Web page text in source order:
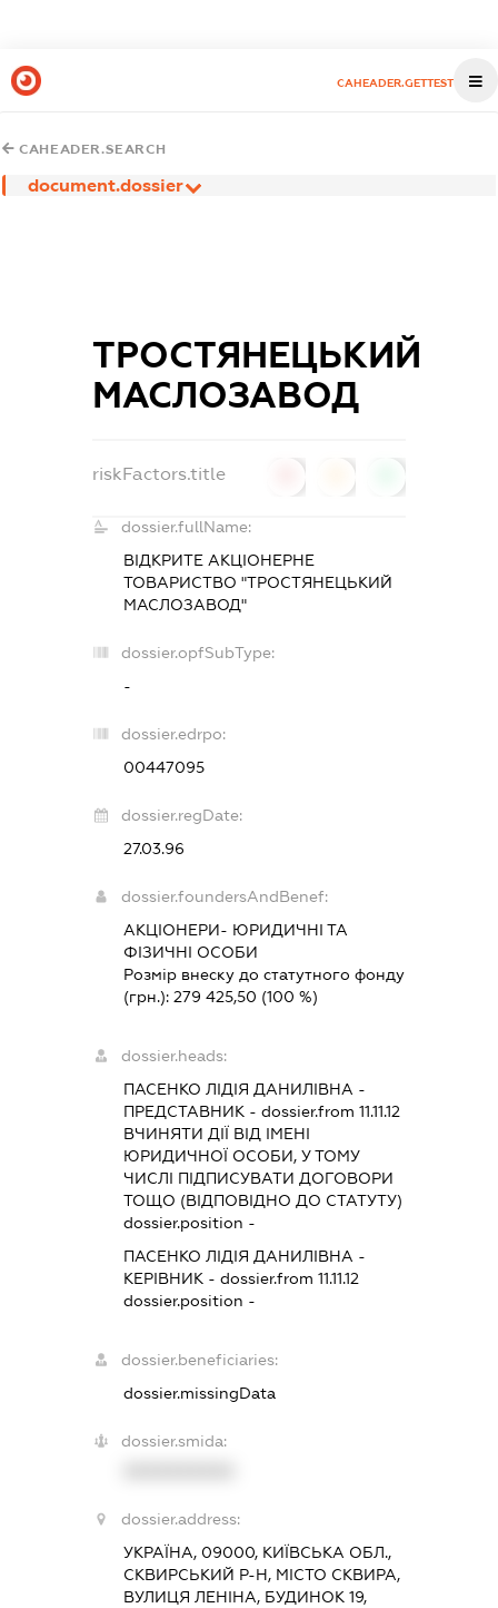
CAHEADER.GETTEST
CAHEADER.SEARCH
document.dossier
ТРОСТЯНЕЦЬКИЙ
МАСЛОЗАВОД
riskFactors.title
dossier.fullName:
ВІДКРИТЕ АКЦІОНЕРНЕ
ТОВАРИСТВО "ТРОСТЯНЕЦЬКИЙ
МАСЛОЗАВОД"
dossier.opfSubType:
-
dossier.edrpo:
00447095
dossier.regDate:
27.03.96
dossier.foundersAndBenef:
АКЦІОНЕРИ- ЮРИДИЧНІ ТА
ФІЗИЧНІ ОСОБИ
Розмір внеску до статутного фонду
(грн.):279 425,50 (100 %)
dossier.heads:
ПАСЕНКО ЛІДІЯ ДАНИЛІВНА -
ПРЕДСТАВНИК - dossier.from 11.11.12
ВЧИНЯТИ ДІЇ ВІД ІМЕНІ
ЮРИДИЧНОЇ ОСОБИ, У ТОМУ
ЧИСЛІ ПІДПИСУВАТИ ДОГОВОРИ
ТОЩО (ВІДПОВІДНО ДО СТАТУТУ)
dossier.position -
ПАСЕНКО ЛІДІЯ ДАНИЛІВНА -
КЕРІВНИК - dossier.from 11.11.12
dossier.position -
dossier.beneficiaries:
dossier.missingData
dossier.smida:
dossier.address:
УКРАЇНА, 09000, КИЇВСЬКА ОБЛ.,
СКВИРСЬКИЙ Р-Н, МІСТО СКВИРА,
ВУЛИЦЯ ЛЕНІНА, БУДИНОК 19,